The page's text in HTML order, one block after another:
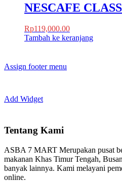
NESCAFE
Rp119,000.00
Tambah ke keranjang
Assign footer menu
Add Widget
Tentang Kami
ASBA 7 MART Merupakan pusat
makanan Khas Timur Tengah,
banyak lainnya. Kami melayani
online.